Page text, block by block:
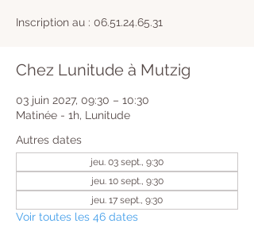
Inscription au : 06.51.24.65.31
Chez Lunitude à Mutzig
03 juin 2027, 09:30 – 10:30
Matinée - 1h, Lunitude
Autres dates
jeu. 03 sept., 9:30
jeu. 10 sept., 9:30
jeu. 17 sept., 9:30
Voir toutes les 46 dates